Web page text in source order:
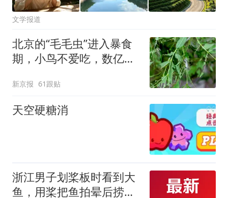
文学报道
北京的“毛毛虫”进入暴食
期，小鸟不爱吃，数亿头
新京报 61跟贴
天空硬糖消
浙江男子划桨板时看到大
鱼，用桨把鱼拍晕后捞